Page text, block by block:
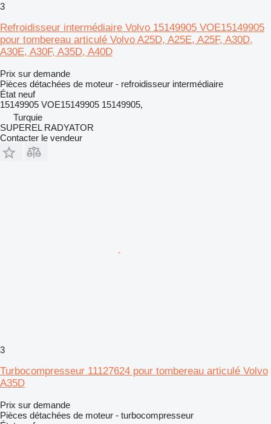
3
Refroidisseur intermédiaire Volvo 15149905 VOE15149905
pour tombereau articulé Volvo A25D, A25E, A25F, A30D,
A30E, A30F, A35D, A40D
Prix sur demande
Pièces détachées de moteur - refroidisseur intermédiaire
État neuf
15149905 VOE15149905 15149905,
Turquie
SUPEREL RADYATOR
Contacter le vendeur
3
Turbocompresseur 11127624 pour tombereau articulé Volvo
A35D
Prix sur demande
Pièces détachées de moteur - turbocompresseur